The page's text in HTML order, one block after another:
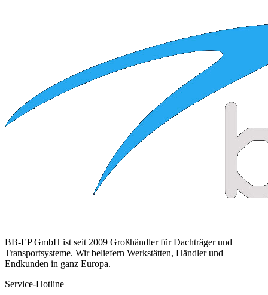
BB-EP GmbH ist seit 2009 Großhändler für Dachträger und
Transportsysteme. Wir beliefern Werkstätten, Händler und
Endkunden in ganz Europa.
Service-Hotline